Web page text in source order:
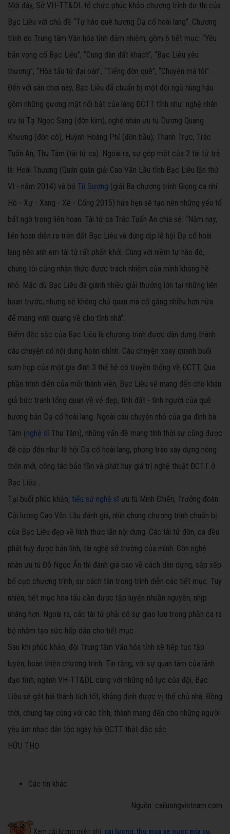
Mới đây, Sở VH-TT&DL tổ chức phúc khảo chương trình dự thi của
Bạc Liêu với chủ đề “Tự hào quê hương Dạ cổ hoài lang”. Chương
trình do Trung tâm Văn hóa tỉnh đảm nhiệm, gồm 6 tiết mục: “Yêu
bản vọng cổ Bạc Liêu”, “Cung đàn đất khách”, “Bạc Liêu yêu
thương”, “Hòa tấu tứ đại oán”, “Tiếng đờn quê”, “Chuyện má tôi”.
Đến với sân chơi này, Bạc Liêu đã chuẩn bị một đội ngũ hùng hậu
gồm những gương mặt nổi bật của làng ĐCTT tỉnh như: nghệ nhân
ưu tú Tạ Ngọc Sang (đờn kìm), nghệ nhân ưu tú Dương Quang
Khương (đờn cò), Huỳnh Hoàng Phỉ (đờn bầu); Thanh Trực, Trác
Tuấn An, Thu Tâm (tài tử ca). Ngoài ra, sự góp mặt của 2 tài tử trẻ
là: Hoài Thương (Quán quân giải Cao Văn Lầu tỉnh Bạc Liêu lần thứ
VI - năm 2014) và bé Tú Sương (giải Ba chương trình Giọng ca nhí
Hò - Xự - Xang - Xê - Cống 2015) hứa hẹn sẽ tạo nên những yếu tố
bất ngờ trong liên hoan. Tài tử ca Trác Tuấn An chia sẻ: “Năm nay,
liên hoan diễn ra trên đất Bạc Liêu và đúng dịp lễ hội Dạ cổ hoài
lang nên anh em tài tử rất phấn khởi. Cùng với niềm tự hào đó,
chúng tôi cũng nhận thức được trách nhiệm của mình không hề
nhỏ. Mặc dù Bạc Liêu đã giành nhiều giải thưởng lớn tại những liên
hoan trước, nhưng sẽ không chủ quan mà cố gắng nhiều hơn nữa
để mang vinh quang về cho tỉnh nhà”.
Điểm đặc sắc của Bạc Liêu là chương trình được dàn dựng thành
câu chuyện có nội dung hoàn chỉnh. Câu chuyện xoay quanh buổi
sum họp của một gia đình 3 thế hệ có truyền thống về ĐCTT. Qua
phần trình diễn của mỗi thành viên, Bạc Liêu sẽ mang đến cho khán
giả bức tranh tổng quan về vẻ đẹp, tình đất - tình người của quê
hương bản Dạ cổ hoài lang. Ngoài câu chuyện nhỏ của gia đình bà
Tâm (nghệ sĩ Thu Tâm), những vấn đề mang tính thời sự cũng được
đề cập đến như: lễ hội Dạ cổ hoài lang, phong trào xây dựng nông
thôn mới, công tác bảo tồn và phát huy giá trị nghệ thuật ĐCTT ở
Bạc Liêu…
Tại buổi phúc khảo, tiểu sử nghệ sĩ ưu tú Minh Chiến, Trưởng đoàn
Cải lương Cao Văn Lầu đánh giá, nhìn chung chương trình chuẩn bị
của Bạc Liêu đẹp về hình thức lẫn nội dung. Các tài tử đờn, ca đều
phát huy được bản lĩnh, tài nghệ sở trường của mình. Còn nghệ
nhân ưu tú Đỗ Ngọc Ẩn thì đánh giá cao về cách dàn dựng, sắp xếp
bố cục chương trình, sự cách tân trong trình diễn các tiết mục. Tuy
nhiên, tiết mục hòa tấu cần được tập luyện nhuần nguyễn, nhịp
nhàng hơn. Ngoài ra, các tài tử phải có sự giao lưu trong phần ca ra
bộ nhằm tạo sức hấp dẫn cho tiết mục.
Sau khi phúc khảo, đội Trung tâm Văn hóa tỉnh sẽ tiếp tục tập
luyện, hoàn thiện chương trình. Tin rằng, với sự quan tâm của lãnh
đạo tỉnh, ngành VH-TT&DL cùng với những nỗ lực của đội, Bạc
Liêu sẽ gặt hái thành tích tốt, khẳng định được vị thế chủ nhà. Đồng
thời, chung tay cùng với các tỉnh, thành mang đến cho những người
yêu âm nhạc dân tộc ngày hội ĐCTT thật đặc sắc.
HỮU THỌ
Các tin khác
Nguồn: cailuongvietnam.com
Xem cải lương miễn phí: cai luong, thu mua xe nuoc mia cu,